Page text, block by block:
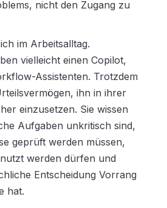
nicht den Zugang zu
im Arbeitsalltag.
vielleicht einen Copilot,
Assistenten. Trotzdem
ihn in ihrer
einzusetzen. Sie wissen
Aufgaben unkritisch sind,
geprüft werden müssen,
werden dürfen und
Entscheidung Vorrang
hat.